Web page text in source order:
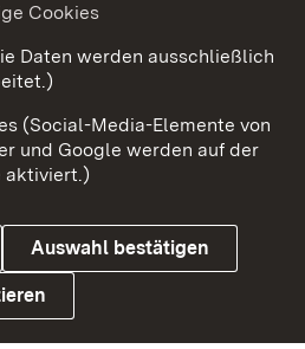
Kontakt
Datenschutz
Cookies
Daten werden ausschließlich
(Social-Media-Elemente von
und Google werden auf der
aktiviert.)
Auswahl bestätigen